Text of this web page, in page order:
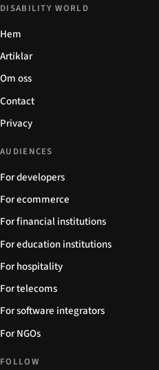
DISABILITY WORLD
Hem
Artiklar
Om oss
Contact
Privacy
AUDIENCES
For developers
For ecommerce
For financial institutions
For education institutions
For hospitality
For telecoms
For software integrators
For NGOs
FOLLOW